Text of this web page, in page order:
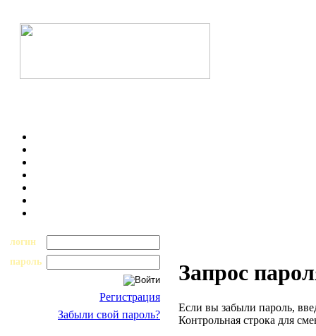
логин
пароль
Регистрация
Забыли свой пароль?
Запрос
Если вы забыли пароль,
Контрольная строка для